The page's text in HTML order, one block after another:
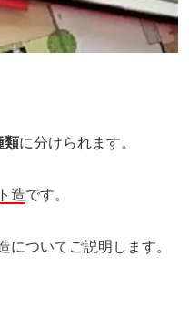
類に分けられます。
造です。
についてご説明します。